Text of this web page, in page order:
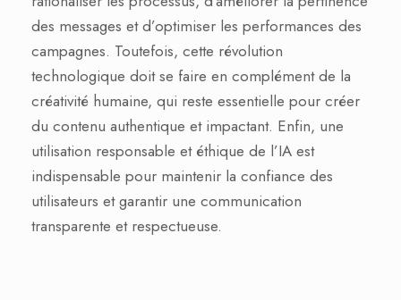
des messages et d’optimiser les performances des
campagnes. Toutefois, cette révolution
technologique doit se faire en complément de la
créativité humaine, qui reste essentielle pour créer
du contenu authentique et impactant. Enfin, une
utilisation responsable et éthique de l’IA est
indispensable pour maintenir la confiance des
utilisateurs et garantir une communication
transparente et respectueuse.